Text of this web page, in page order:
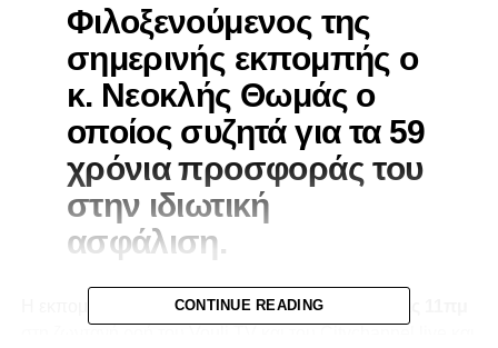
Φιλοξενούμενος της
σημερινής εκπομπής ο
κ. Νεοκλής Θωμάς ο
οποίος συζητά για τα 59
χρόνια προσφοράς του
στην ιδιωτική
ασφάλιση.
Η εκπομπή θα προβάλλεται κάθεΠαρασκευή στις 11πμ
CONTINUE READING